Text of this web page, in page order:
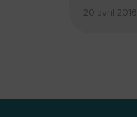
20 avril 2016